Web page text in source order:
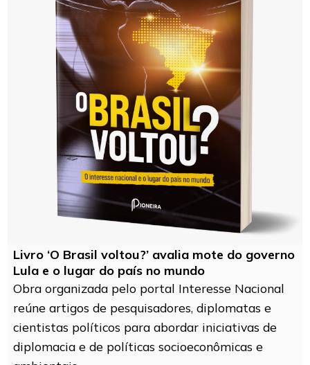
Livro ‘O Brasil voltou?’ avalia mote do governo
Lula e o lugar do país no mundo
Obra organizada pelo portal Interesse Nacional
reúne artigos de pesquisadores, diplomatas e
cientistas políticos para abordar iniciativas de
diplomacia e de políticas socioeconômicas e